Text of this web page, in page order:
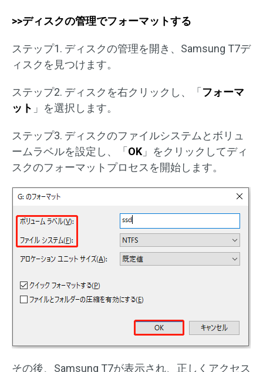
>>ディスクの管理でフォーマットする
ステップ1. ディスクの管理を開き、Samsung T7デ
ィスクを見つけます。
ステップ2. ディスクを右クリックし、「 フォーマ
ット 」を選択します。
ステップ3. ディスクのファイルシステムとボリュ
ームラベルを設定し、「 OK 」をクリックしてディ
スクのフォーマットプロセスを開始します。
その後、Samsung T7が表示され、正しくアクセス